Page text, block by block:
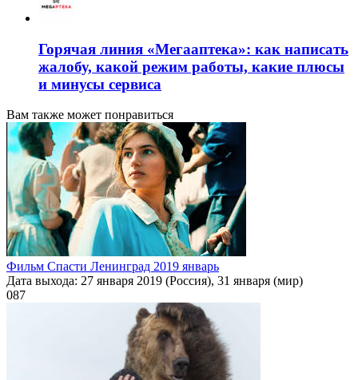
Горячая линия «Мегааптека»: как написать
жалобу, какой режим работы, какие плюсы
и минусы сервиса
Вам также может понравиться
Фильм Спасти Ленинград 2019 январь
Дата выхода: 27 января 2019 (Россия), 31 января (мир)
087